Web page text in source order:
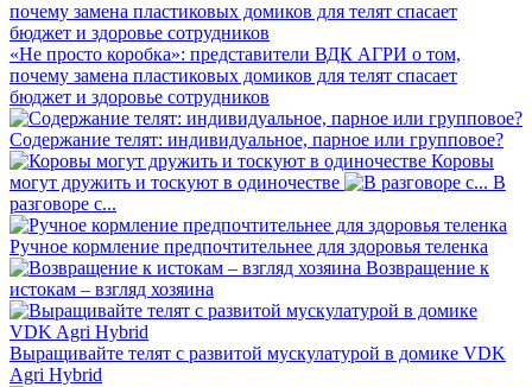
«Не просто коробка»: представители ВДК АГРИ о том,
почему замена пластиковых домиков для телят спасает
бюджет и здоровье сотрудников
Содержание телят: индивидуальное, парное или групповое?
Коровы
могут дружить и тоскуют в одиночестве
В
разговоре с...
Ручное кормление предпочтительнее для здоровья теленка
Возвращение к
истокам – взгляд хозяина
Выращивайте телят с развитой мускулатурой в домике VDK
Agri Hybrid